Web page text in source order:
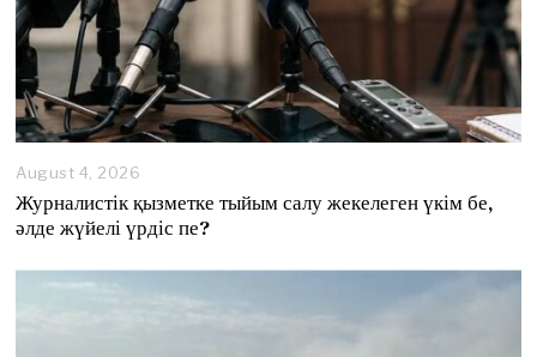
August 4, 2026
g
u
Журналистік қызметке тыйым салу жекелеген үкім бе,
әлде жүйелі үрдіс пе?